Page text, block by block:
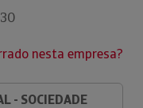
nesta empresa?
- SOCIEDADE